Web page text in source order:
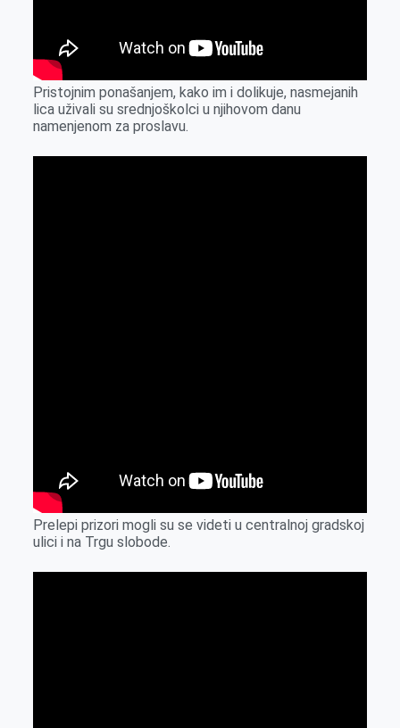
Pristojnim ponašanjem, kako im i dolikuje, nasmejanih
lica uživali su srednjoškolci u njihovom danu
namenjenom za proslavu.
Prelepi prizori mogli su se videti u centralnoj gradskoj
ulici i na Trgu slobode.